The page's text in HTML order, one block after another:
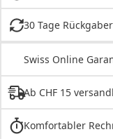
30 Tage
Swiss Online
Ab CHF 15
Komfortabler